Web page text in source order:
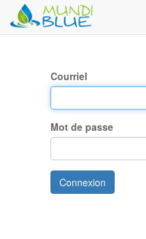
Courriel
Mot de passe
Connexion